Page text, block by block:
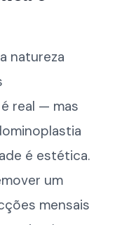
natureza
real — mas
é estética.
um
mensais